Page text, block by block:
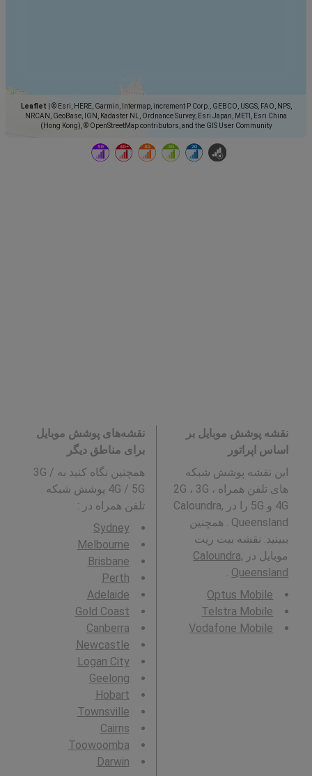
Leaflet
© Esri, HERE, Garmin, Intermap, increment P Corp., GEBCO, USGS, FAO, NPS,
NRCAN, GeoBase, IGN, Kadaster NL, Ordnance Survey, Esri Japan, METI, Esri China
(Hong Kong), © OpenStreetMap contributors, and the GIS User Community
نقشه پوشش موبایل بر
اساس اپراتور
این نقشه پوشش شبکه
های تلفن همراه 2G ، 3G ،
4G و 5G را در Caloundra,
Queensland . همچنین
ببینید: نقشه بیت ریت
موبایل در Caloundra,
Queensland
Optus Mobile
Telstra Mobile
Vodafone Mobile
نقشه‌های پوشش موبایل
برای مناطق دیگر
همچنین نگاه کنید به 3G /
4G / 5G پوشش شبکه
تلفن همراه در :
Sydney
Melbourne
Brisbane
Perth
Adelaide
Gold Coast
Canberra
Newcastle
Logan City
Geelong
Hobart
Townsville
Cairns
Toowoomba
Darwin